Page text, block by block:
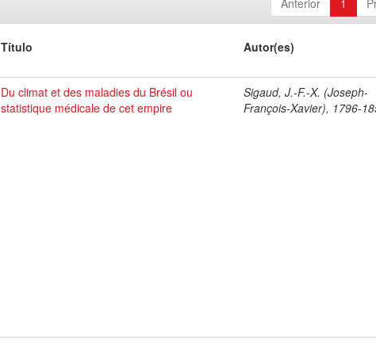
Anterior 1
Título Autor(es)
Du climat et des maladies du Brésil ou
statistique médicale de cet empire
Sigaud, J.-F.-X. (Joseph-
François-Xavier), 1796-